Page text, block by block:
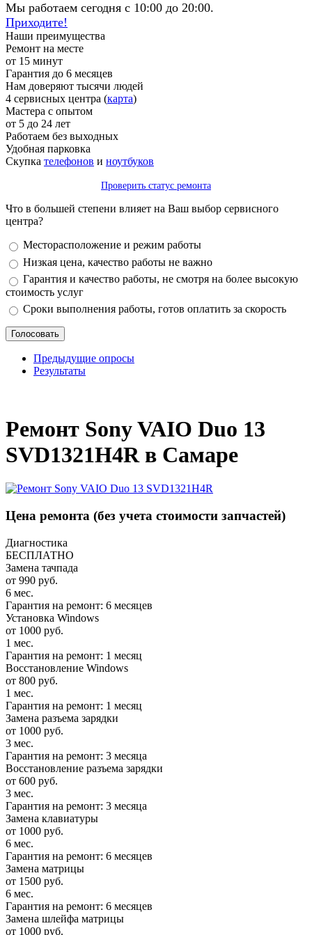
Мы работаем сегодня с 10:00 до 20:00.
Приходите!
Наши преимущества
Ремонт на месте
от 15 минут
Гарантия до 6 месяцев
Нам доверяют тысячи людей
4 сервисных центра (карта)
Мастера с опытом
от 5 до 24 лет
Работаем без выходных
Удобная парковка
Скупка телефонов и ноутбуков
Проверить статус ремонта
Что в большей степени влияет на Ваш выбор сервисного
центра?
Варианты
Месторасположение и режим работы
Низкая цена, качество работы не важно
Гарантия и качество работы, не смотря на более высокую
стоимость услуг
Сроки выполнения работы, готов оплатить за скорость
Предыдущие опросы
Результаты
Ремонт Sony VAIO Duo 13
SVD1321H4R в Самаре
Цена ремонта (без учета стоимости запчастей)
Диагностика
БЕСПЛАТНО
Замена тачпада
от 990 руб.
6 мес.
Гарантия на ремонт: 6 месяцев
Установка Windows
от 1000 руб.
1 мес.
Гарантия на ремонт: 1 месяц
Восстановление Windows
от 800 руб.
1 мес.
Гарантия на ремонт: 1 месяц
Замена разъема зарядки
от 1000 руб.
3 мес.
Гарантия на ремонт: 3 месяца
Восстановление разъема зарядки
от 600 руб.
3 мес.
Гарантия на ремонт: 3 месяца
Замена клавиатуры
от 1000 руб.
6 мес.
Гарантия на ремонт: 6 месяцев
Замена матрицы
от 1500 руб.
6 мес.
Гарантия на ремонт: 6 месяцев
Замена шлейфа матрицы
от 1000 руб.